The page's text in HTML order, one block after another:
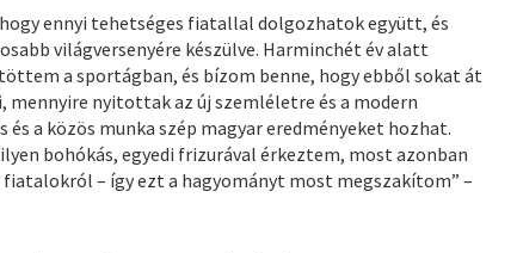
ennyi tehetséges fiatallal dolgozhatok együtt, és
világversenyére készülve. Harminchét év alatt
a sportágban, és bízom benne, hogy ebből sokat át
nyitottak az új szemléletre és a modern
a közös munka szép magyar eredményeket hozhat.
bohókás, egyedi frizurával érkeztem, most azonban
– így ezt a hagyományt most megszakítom” –